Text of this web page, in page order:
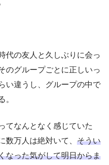
代の友人と久しぶりに会っ
のグループごとに正しいっ
い違うし、グループの中で
。
てなんとなく感じていた
数万人は絶対いて、 そうい
なった気がして明日からま